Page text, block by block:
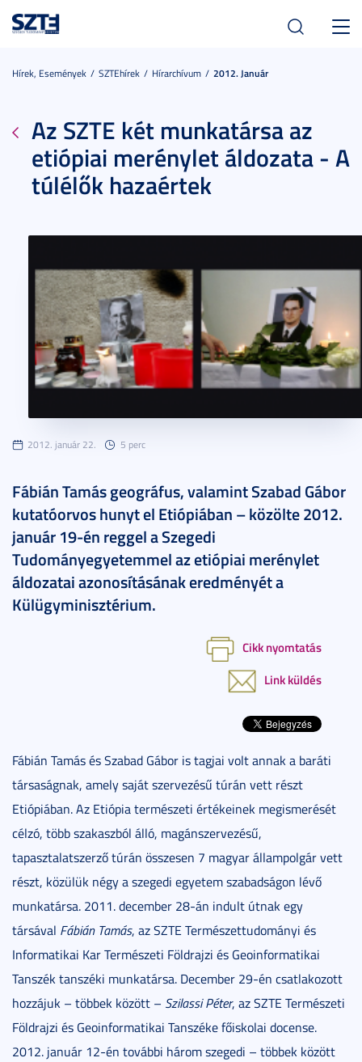
Hírek, Események SZTEhírek Hírarchívum 2012. Január
Az SZTE két munkatársa az
etiópiai merénylet áldozata - A
túlélők hazaértek
2012. január 22. 5 perc
Fábián Tamás geográfus, valamint Szabad Gábor
kutatóorvos hunyt el Etiópiában – közölte 2012.
január 19-én reggel a Szegedi
Tudományegyetemmel az etiópiai merénylet
áldozatai azonosításának eredményét a
Külügyminisztérium.
Cikk nyomtatás
Link küldés
Fábián Tamás és Szabad Gábor is tagjai volt annak a baráti
társaságnak, amely saját szervezésű túrán vett részt
Etiópiában. Az Etiópia természeti értékeinek megismerését
célzó, több szakaszból álló, magánszervezésű,
tapasztalatszerző túrán összesen 7 magyar állampolgár vett
részt, közülük négy a szegedi egyetem szabadságon lévő
munkatársa. 2011. december 28-án indult útnak egy
társával Fábián Tamás, az SZTE Természettudományi és
Informatikai Kar Természeti Földrajzi és Geoinformatikai
Tanszék tanszéki munkatársa. December 29-én csatlakozott
hozzájuk – többek között – Szilassi Péter, az SZTE Természeti
Földrajzi és Geoinformatikai Tanszéke főiskolai docense.
2012. január 12-én további három szegedi – többek között